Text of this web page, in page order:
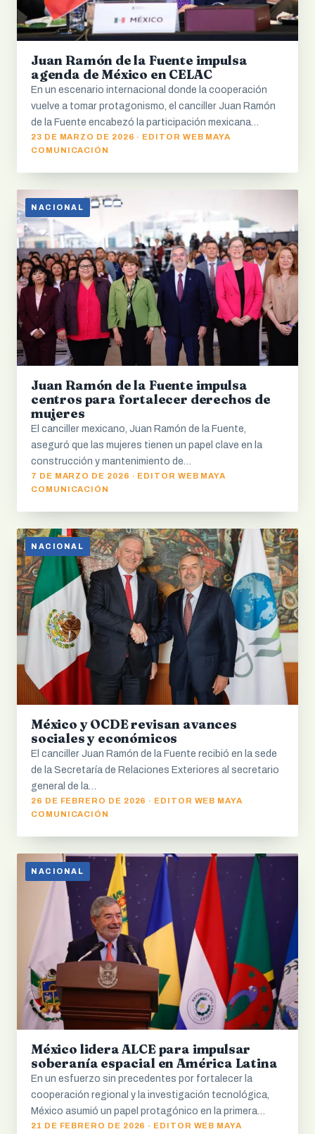
Juan Ramón de la Fuente impulsa
agenda de México en CELAC
En un escenario internacional donde la cooperación
vuelve a tomar protagonismo, el canciller Juan Ramón
de la Fuente encabezó la participación mexicana…
23 DE MARZO DE 2026 · EDITOR WEB MAYA
COMUNICACIÓN
NACIONAL
Juan Ramón de la Fuente impulsa
centros para fortalecer derechos de
mujeres
El canciller mexicano, Juan Ramón de la Fuente,
aseguró que las mujeres tienen un papel clave en la
construcción y mantenimiento de…
7 DE MARZO DE 2026 · EDITOR WEB MAYA
COMUNICACIÓN
NACIONAL
México y OCDE revisan avances
sociales y económicos
El canciller Juan Ramón de la Fuente recibió en la sede
de la Secretaría de Relaciones Exteriores al secretario
general de la…
26 DE FEBRERO DE 2026 · EDITOR WEB MAYA
COMUNICACIÓN
NACIONAL
México lidera ALCE para impulsar
soberanía espacial en América Latina
En un esfuerzo sin precedentes por fortalecer la
cooperación regional y la investigación tecnológica,
México asumió un papel protagónico en la primera…
21 DE FEBRERO DE 2026 · EDITOR WEB MAYA